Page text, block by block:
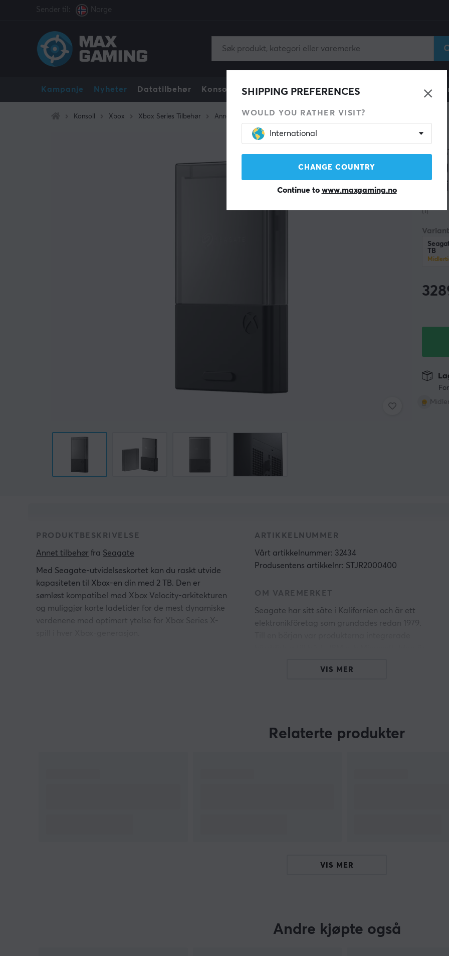
Sender til: Norge
Kampanje Nyheter Datatilbehør Konsoll Gamingstol Mobiltilbehør
SHIPPING PREFERENCES
WOULD YOU RATHER VISIT?
International
CHANGE COUNTRY
Continue to www.maxgaming.no
Konsoll Xbox Xbox Series Tilbehør Annet tilbehør
(1)
TB
PRODUKTBESKRIVELSE
Annet tilbehør fra Seagate
Med Seagate-utvidelseskortet kan du raskt utvide
kapasiteten til Xbox-en din med 2 TB. Den er
sømløst kompatibel med Xbox Velocity-arkitekturen
og muliggjør korte ladetider for de mest dynamiske
verdenene med optimert ytelse for Xbox Series X-
ARTIKKELNUMMER
Vårt artikkelnummer: 32434
Produsentens artikkelnr: STJR2000400
OM VAREMERKET
Seagate har sitt säte i Kalifornien och är ett
elektronikföretag som grundades redan 1979.
hårddiskar som finns i olika produkter via
VIS MER
Relaterte produkter
VIS MER
Andre kjøpte også